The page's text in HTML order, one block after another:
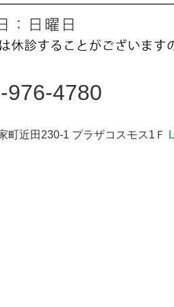
4780
近田230-1 プラザコスモス1Ｆ